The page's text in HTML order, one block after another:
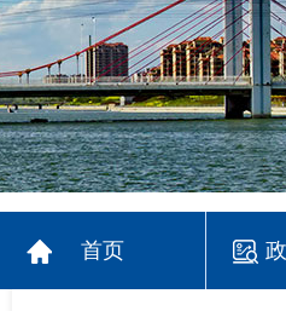
首页